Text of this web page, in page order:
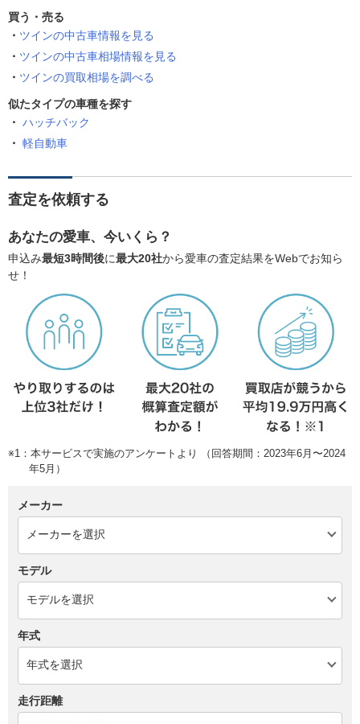
買う・売る
ツインの中古車情報を見る
ツインの中古車相場情報を見る
ツインの買取相場を調べる
似たタイプの車種を探す
ハッチバック
軽自動車
査定を依頼する
あなたの愛車、今いくら？
申込み最短3時間後に最大20社から愛車の査定結果をWebでお知ら
せ！
※1：本サービスで実施のアンケートより （回答期間：2023年6月〜2024
年5月）
メーカー
モデル
年式
走行距離